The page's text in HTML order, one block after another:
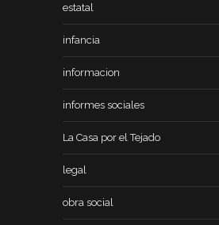
estatal
infancia
informacion
informes sociales
La Casa por el Tejado
legal
obra social